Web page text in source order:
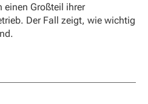
einen Großteil ihrer
Der Fall zeigt, wie wichtig